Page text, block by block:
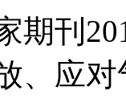
期刊
、应